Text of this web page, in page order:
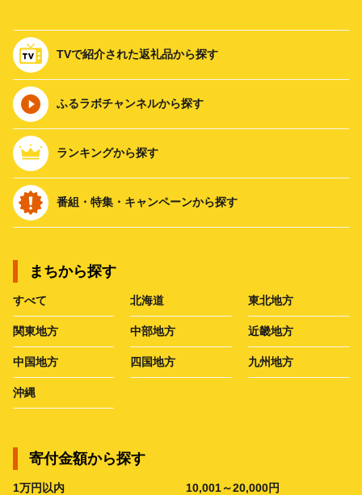
TVで紹介された返礼品から探す
ふるラボチャンネルから探す
ランキングから探す
番組・特集・キャンペーンから探す
まちから探す
すべて 北海道 東北地方
関東地方 中部地方 近畿地方
中国地方 四国地方 九州地方
沖縄
寄付金額から探す
1万円以内 10,001～20,000円